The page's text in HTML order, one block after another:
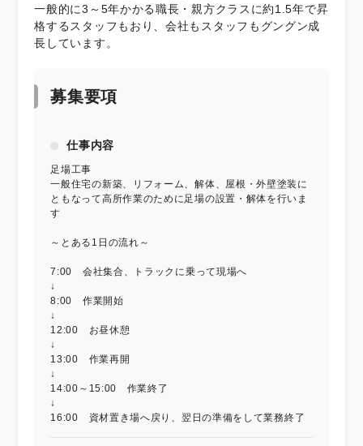
一般的に3～5年かかる職長・親方クラスに約1.5年で昇
格するスタッフもおり、会社もスタッフもグングン成
長しています。
募集要項
仕事内容
足場工事
一般住宅の新築、リフォーム、解体、屋根・外壁塗装に
ともなって高所作業のために足場の設置・解体を行いま
す
～とある1日の流れ～
7:00 会社集合、トラックに乗って現場へ
↓
8:00 作業開始
↓
12:00 お昼休憩
↓
13:00 作業再開
↓
14:00～15:00 作業終了
↓
16:00 資材置き場へ戻り、翌日の準備をして業務終了